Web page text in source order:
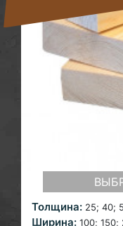
Толщина: 25; 40;
Ширина: 100; 150;